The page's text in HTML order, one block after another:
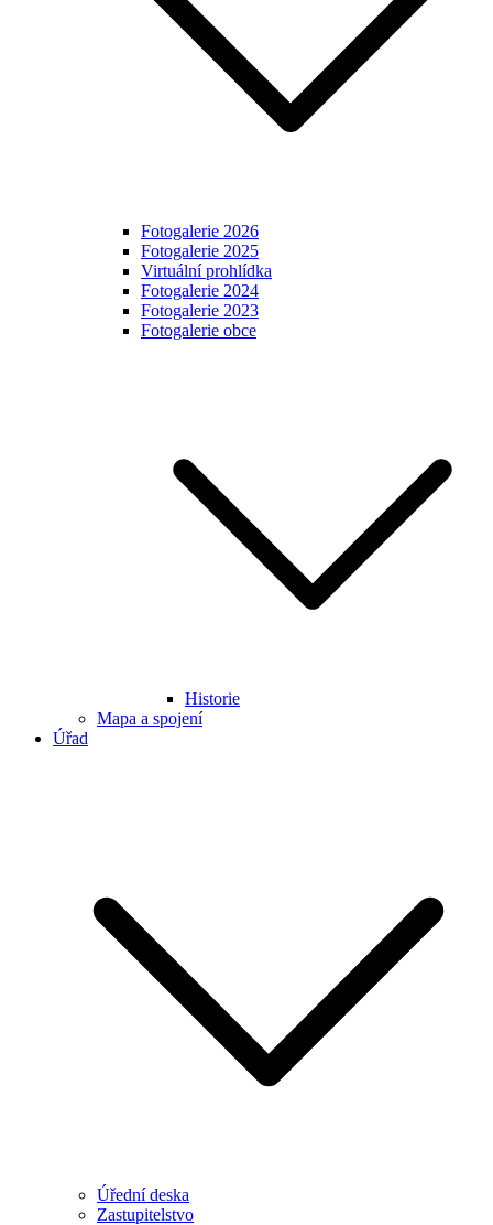
Fotogalerie 2026
Fotogalerie 2025
Virtuální prohlídka
Fotogalerie 2024
Fotogalerie 2023
Fotogalerie obce
Historie
Mapa a spojení
Úřad
Úřední deska
Zastupitelstvo